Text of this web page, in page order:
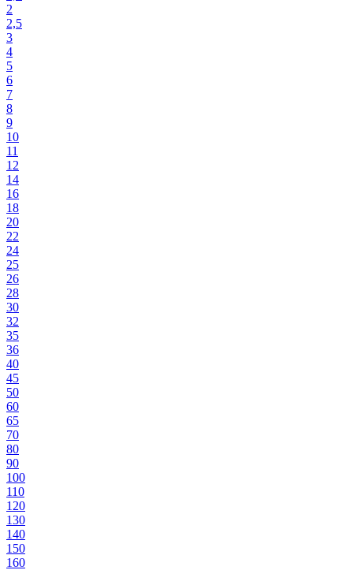
2
2,5
3
4
5
6
7
8
9
10
11
12
14
16
18
20
22
24
25
26
28
30
32
35
36
40
45
50
60
65
70
80
90
100
110
120
130
140
150
160